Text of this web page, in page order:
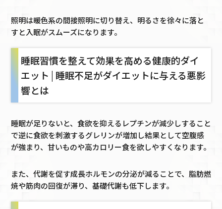
照明は暖色系の間接照明に切り替え、明るさを徐々に落と
すと入眠がスムーズになります。
睡眠習慣を整えて効果を高める健康的ダイ
エット | 睡眠不足がダイエットに与える悪影
響とは
睡眠が足りないと、食欲を抑えるレプチンが減少しすること
で逆に食欲を刺激するグレリンが増加し結果として空腹感
が強まり、甘いものや高カロリー食を欲しやすくなります。
また、代謝を促す成長ホルモンの分泌が減ることで、脂肪燃
焼や筋肉の回復が滞り、基礎代謝も低下します。